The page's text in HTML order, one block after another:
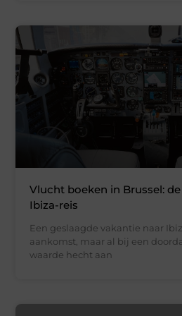
Vlucht boeken in Brussel:
Ibiza-reis
Een geslaagde vakantie naar
aankomst, maar al bij een
waarde hecht aan